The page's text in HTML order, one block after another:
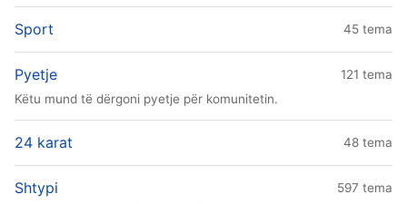
Sport 45 tema
Pyetje
121 tema
Këtu mund të dërgoni pyetje për komunitetin.
24 karat 48 tema
Shtypi
597 tema